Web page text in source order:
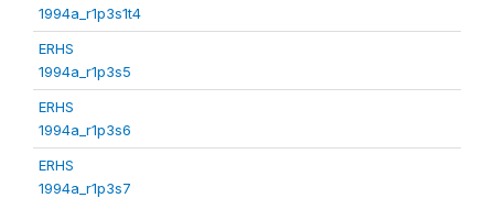
1994a_r1p3s1t4
ERHS
1994a_r1p3s5
ERHS
1994a_r1p3s6
ERHS
1994a_r1p3s7